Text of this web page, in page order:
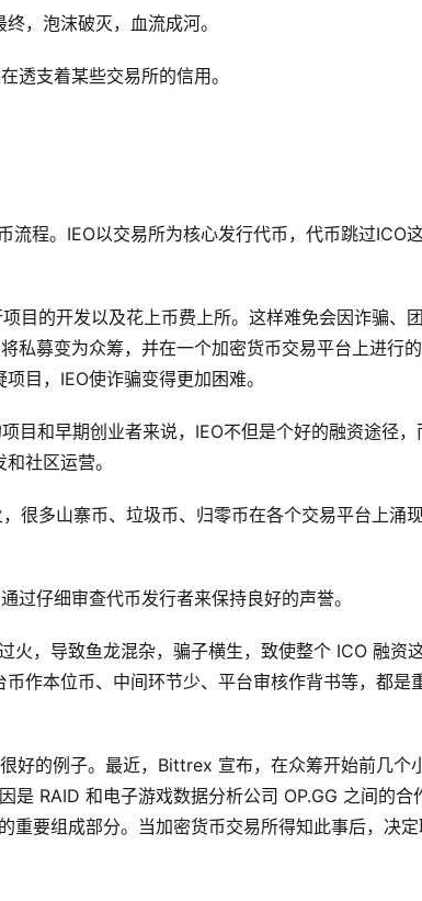
，泡沫破灭，血流成河。
透支着某些交易所的信用。
流程。IEO以交易所为核心发行代币，代币跳过ICO
目的开发以及花上币费上所。这样难免会因诈骗、
私募变为众筹，并在一个加密货币交易平台上进行的
目，IEO使诈骗变得更加困难。
目和早期创业者来说，IEO不但是个好的融资途径，
社区运营。
很多山寨币、垃圾币、归零币在各个交易平台上涌现
过仔细审查代币发行者来保持良好的声誉。
火，导致鱼龙混杂，骗子横生，致使整个 ICO 融资
作本位币、中间环节少、平台审核作背书等，都是
好的例子。最近，Bittrex 宣布，在众筹开始前几个
是 RAID 和电子游戏数据分析公司 OP.GG 之间的合
要组成部分。当加密货币交易所得知此事后，决定